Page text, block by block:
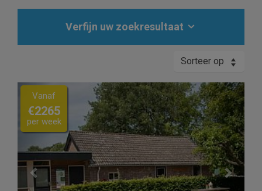
Verfijn uw zoekresultaat
Sorteer op
Previous Next
Vanaf
€2265
per week